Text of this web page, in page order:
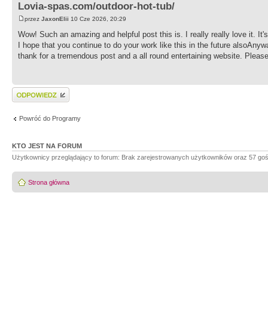
Lovia-spas.com/outdoor-hot-tub/
przez JaxonElii 10 Cze 2026, 20:29
Wow! Such an amazing and helpful post this is. I really really love it.
I hope that you continue to do your work like this in the future
thank for a tremendous post and a all round entertaining website.
Wyślij odpowiedź
Powróć do Programy
KTO JEST NA FORUM
Użytkownicy przeglądający to forum: Brak zarejestrowanych użytkowników oraz 57
Strona główna